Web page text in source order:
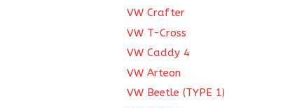
VW Crafter
VW T-Cross
VW Caddy 4
VW Arteon
VW Beetle (TYPE 1)